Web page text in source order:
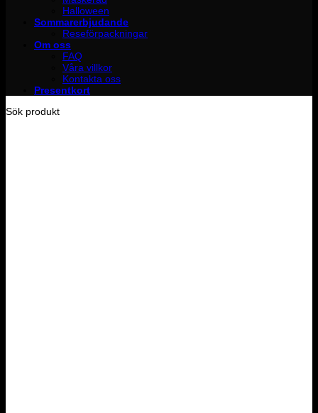
Halloween
Sommarerbjudande
Reseförpackningar
Om oss
FAQ
Våra villkor
Kontakta oss
Presentkort
Sök produkt